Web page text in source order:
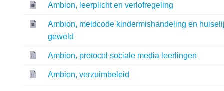
Ambion, leerplicht en verlofregeling
Ambion, meldcode kindermishandeling en
geweld
Ambion, protocol sociale media leerlingen
Ambion, verzuimbeleid